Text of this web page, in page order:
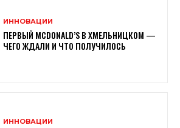
ИННОВАЦИИ
ПЕРВЫЙ MCDONALD’S В ХМЕЛЬНИЦКОМ —
ЧЕГО ЖДАЛИ И ЧТО ПОЛУЧИЛОСЬ
ИННОВАЦИИ